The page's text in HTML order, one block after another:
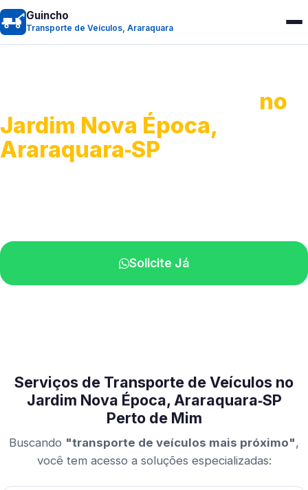
Guincho
Transporte de Veículos, Araraquara
no
Jardim Nova Época,
Araraquara‑SP
Solicite Já
Serviços de Transporte de Veículos no
Jardim Nova Época, Araraquara‑SP
Perto de Mim
Buscando "transporte de veículos mais próximo",
você tem acesso a soluções especializadas: